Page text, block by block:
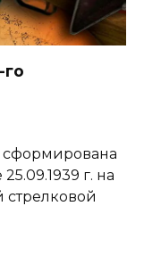
го
сформирована
г. на
стрелковой